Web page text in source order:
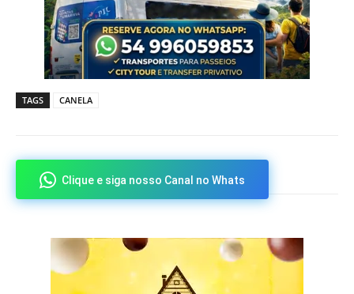
TAGS CANELA
Clique e siga nosso Canal no Whats